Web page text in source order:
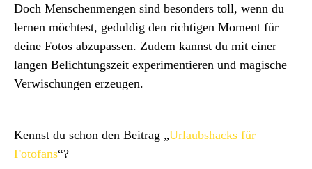
Doch Menschenmengen sind besonders toll, wenn du
lernen möchtest, geduldig den richtigen Moment für
deine Fotos abzupassen. Zudem kannst du mit einer
langen Belichtungszeit experimentieren und magische
Verwischungen erzeugen.
Kennst du schon den Beitrag „Urlaubshacks für
Fotofans“?